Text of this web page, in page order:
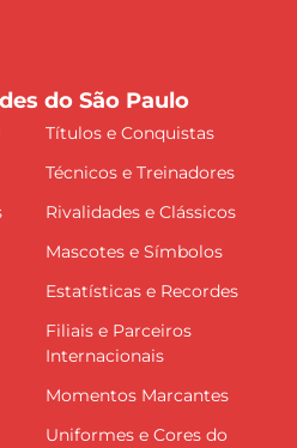
do São Paulo
Títulos e Conquistas
Técnicos e Treinadores
Rivalidades e Clássicos
Mascotes e Símbolos
Estatísticas e Recordes
Filiais e Parceiros
Internacionais
Momentos Marcantes
Uniformes e Cores do